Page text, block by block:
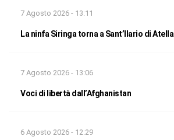
7 Agosto 2026 - 13:11
La ninfa Siringa torna a Sant’Ilario di Atella
7 Agosto 2026 - 13:06
Voci di libertà dall’Afghanistan
6 Agosto 2026 - 12:29